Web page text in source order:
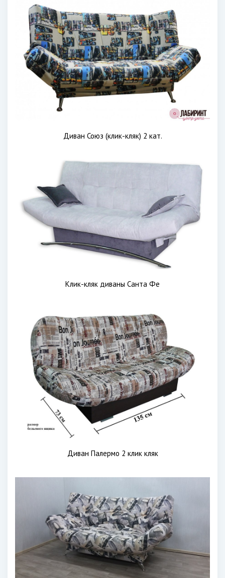
Диван Союз (клик-кляк) 2 кат.
Клик-кляк диваны Санта Фе
Диван Палермо 2 клик кляк